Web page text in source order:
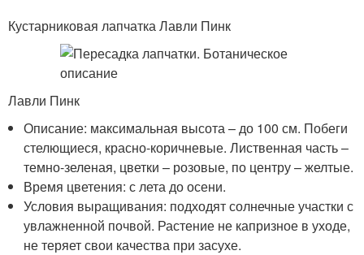
Кустарниковая лапчатка Лавли Пинк
Лавли Пинк
Описание: максимальная высота – до 100 см. Побеги
стелющиеся, красно-коричневые. Лиственная часть –
темно-зеленая, цветки – розовые, по центру – желтые.
Время цветения: с лета до осени.
Условия выращивания: подходят солнечные участки с
увлажненной почвой. Растение не капризное в уходе,
не теряет свои качества при засухе.